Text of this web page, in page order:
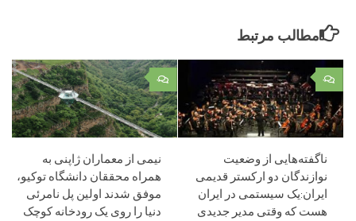
مطالب مرتبط
۰
نیمی از معماران ژاپنی به
همراه محققان دانشگاه توکیو،
موفق شدند اولین پل نامرئی
دنیا را روی یک رودخانه کوچک
۰
ناگفته‌هایی از وضعیت
نوازندگان دو ارکستر قدیمی
ایران:یک سیستمی در ایران
هست که وقتی مدیر جدیدی